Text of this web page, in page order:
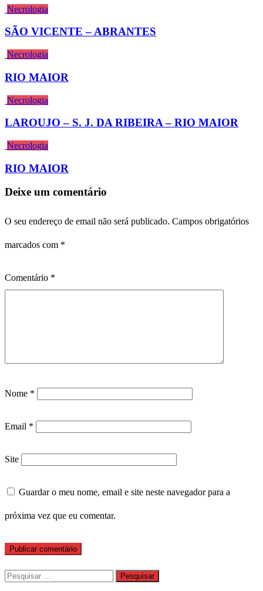
Necrologia
SÃO VICENTE – ABRANTES
Necrologia
RIO MAIOR
Necrologia
LAROUJO – S. J. DA RIBEIRA – RIO MAIOR
Necrologia
RIO MAIOR
Deixe um comentário
O seu endereço de email não será publicado. Campos obrigatórios
marcados com *
Comentário *
Nome *
Email *
Site
Guardar o meu nome, email e site neste navegador para a
próxima vez que eu comentar.
Pesquisar
por: